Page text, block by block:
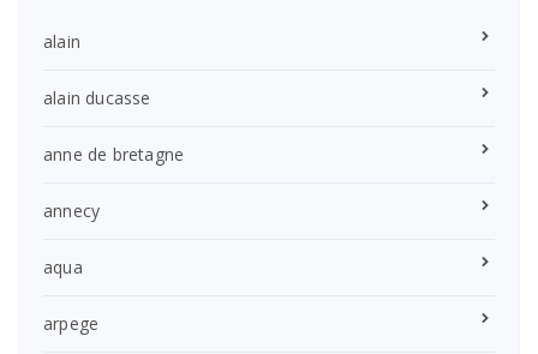
alain
alain ducasse
anne de bretagne
annecy
aqua
arpege